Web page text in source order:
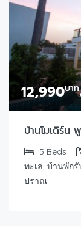
12,990บาท
บ้านโมเดิร์น
5 Beds
ทะเล, บ้านพัก
ปราณ